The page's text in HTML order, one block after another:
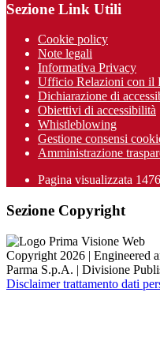
Sezione Link Utili
Cookie policy
Note legali
Informativa Privacy
Ufficio Relazioni con il
Dichiarazione di
Obiettivi di accessibilità
Whistleblowing
Gestione consensi
Amministrazione
Pagina visualizzata 1476
Sezione Copyright
Copyright 2026 | Engineered
Parma S.p.A. | Divisione
Disclaimer trattamento dati